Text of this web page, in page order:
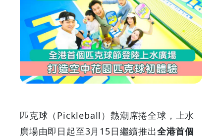
匹克球（Pickleball）熱潮席捲全球，上水
廣場由即日起至3月15日繼續推出全港首個